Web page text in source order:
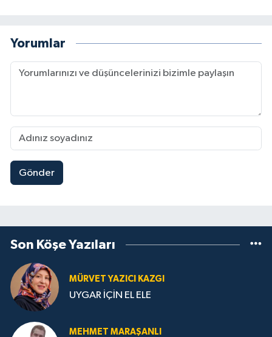
Yorumlar
Gönder
Son Köşe Yazıları
MÜRVET YAZICI KAZGI
UYGAR İÇİN EL ELE
MEHMET MARAŞANLI